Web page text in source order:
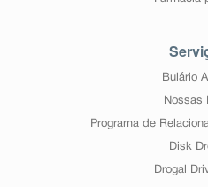
Bulário
Nossas
Programa de
Disk
Drogal